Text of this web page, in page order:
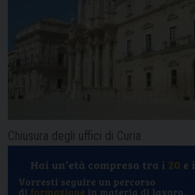
Chiusura degli uffici di Curia